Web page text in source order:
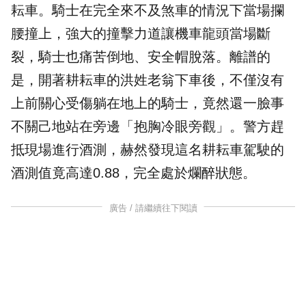
耘車。騎士在完全來不及煞車的情況下當場攔
腰撞上，強大的撞擊力道讓機車龍頭當場斷
裂，騎士也痛苦倒地、安全帽脫落。離譜的
是，開著耕耘車的洪姓老翁下車後，不僅沒有
上前關心受傷躺在地上的騎士，竟然還一臉事
不關己地站在旁邊「抱胸冷眼旁觀」。警方趕
抵現場進行酒測，赫然發現這名耕耘車駕駛的
酒測值竟高達0.88，完全處於爛醉狀態。
廣告 / 請繼續往下閱讀